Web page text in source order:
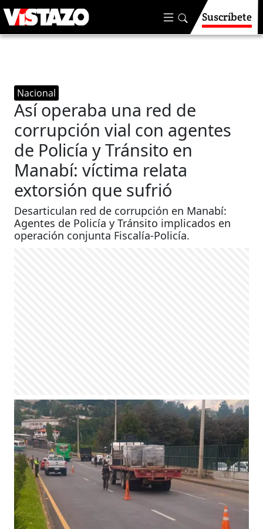
Suscríbete
Nacional
Así operaba una red de
corrupción vial con agentes
de Policía y Tránsito en
Manabí: víctima relata
extorsión que sufrió
Desarticulan red de corrupción en Manabí:
Agentes de Policía y Tránsito implicados en
operación conjunta Fiscalía-Policía.